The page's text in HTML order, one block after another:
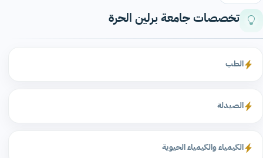
تخصصات جامعة برلين الحرة
الطب
الصيدلة
الكيمياء والكيمياء الحيوية